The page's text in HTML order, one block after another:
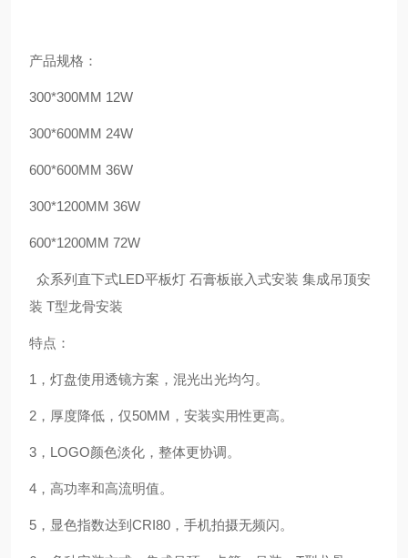
产品规格：
300*300MM 12W
300*600MM 24W
600*600MM 36W
300*1200MM 36W
600*1200MM 72W
众系列直下式LED平板灯 石膏板嵌入式安装 集成吊顶安
装 T型龙骨安装
特点：
1，灯盘使用透镜方案，混光出光均匀。
2，厚度降低，仅50MM，安装实用性更高。
3，LOGO颜色淡化，整体更协调。
4，高功率和高流明值。
5，显色指数达到CRI80，手机拍摄无频闪。